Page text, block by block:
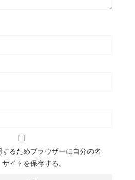
るためブラウザーに自分の名
イトを保存する。